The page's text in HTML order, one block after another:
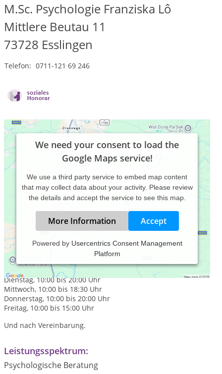
M.Sc. Psychologie Franziska Lô
Mittlere Beutau 11
73728 Esslingen
Telefon: 0711-121 69 246
We need your consent to load the
Google Maps service!
We use a third party service to embed map content
that may collect data about your activity. Please review
the details and accept the service to see this map.
More Information Accept
Powered by Usercentrics Consent Management
Platform
Praxiszeiten:
Montag, 10:00 bis 18:30 Uhr
Dienstag, 10:00 bis 20:00 Uhr
Mittwoch, 10:00 bis 18:30 Uhr
Donnerstag, 10:00 bis 20:00 Uhr
Freitag, 10:00 bis 15:00 Uhr
Und nach Vereinbarung.
Leistungsspektrum:
Psychologische Beratung